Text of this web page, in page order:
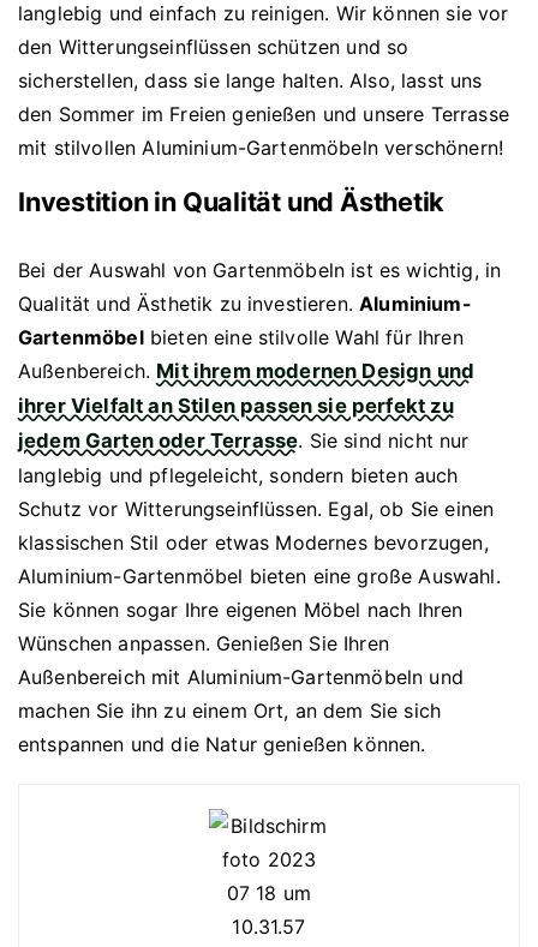
langlebig und einfach zu reinigen. Wir können sie vor
den Witterungseinflüssen schützen und so
sicherstellen, dass sie lange halten. Also, lasst uns
den Sommer im Freien genießen und unsere Terrasse
mit stilvollen Aluminium-Gartenmöbeln verschönern!
Investition in Qualität und Ästhetik
Bei der Auswahl von Gartenmöbeln ist es wichtig, in
Qualität und Ästhetik zu investieren.Aluminium-
Gartenmöbelbieten eine stilvolle Wahl für Ihren
Außenbereich. Mit ihrem modernen Design und
ihrer Vielfalt an Stilen passen sie perfekt zu
jedem Garten oder Terrasse. Sie sind nicht nur
langlebig und pflegeleicht, sondern bieten auch
Schutz vor Witterungseinflüssen. Egal, ob Sie einen
klassischen Stil oder etwas Modernes bevorzugen,
Aluminium-Gartenmöbel bieten eine große Auswahl.
Sie können sogar Ihre eigenen Möbel nach Ihren
Wünschen anpassen. Genießen Sie Ihren
Außenbereich mit Aluminium-Gartenmöbeln und
machen Sie ihn zu einem Ort, an dem Sie sich
entspannen und die Natur genießen können.